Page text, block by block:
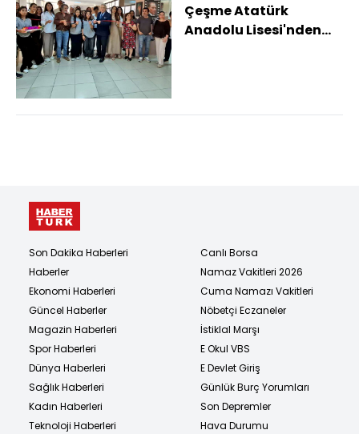
Çeşme Atatürk
Anadolu Lisesi'nden
Son Dakika Haberleri
Haberler
Ekonomi Haberleri
Güncel Haberler
Magazin Haberleri
Spor Haberleri
Dünya Haberleri
Sağlık Haberleri
Kadın Haberleri
Teknoloji Haberleri
Canlı Borsa
Namaz Vakitleri 2026
Cuma Namazı Vakitleri
Nöbetçi Eczaneler
İstiklal Marşı
E Okul VBS
E Devlet Giriş
Günlük Burç Yorumları
Son Depremler
Hava Durumu